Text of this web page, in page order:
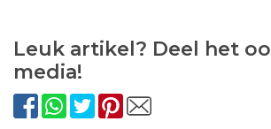
Leuk artikel? Deel het
media!